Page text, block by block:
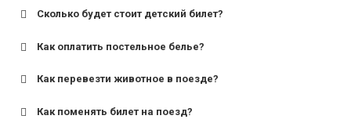
для поездов дальнего следования — от 10 лет и
для пригородных поездов — от 7 лет.
Сколько будет стоит детский билет?
Как оплатить постельное белье?
Как перевезти животное в поезде?
Как поменять билет на поезд?